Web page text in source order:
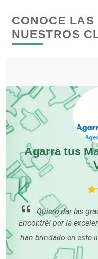
Clínicas y
Cocinas
Combustibles y
Compresores
Computadoras
Conferencias
Construcciones
CONOCE LAS
NUESTROS
Agarra tus
Quiero dar las
Encontré! por la
han brindado en este